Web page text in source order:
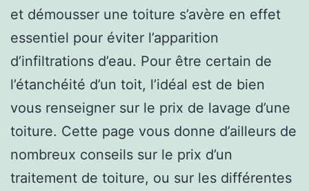
et démousser une toiture s’avère en effet
essentiel pour éviter l’apparition
d’infiltrations d’eau. Pour être certain de
l’étanchéité d’un toit, l’idéal est de bien
vous renseigner sur le prix de lavage d’une
toiture. Cette page vous donne d’ailleurs de
nombreux conseils sur le prix d’un
traitement de toiture, ou sur les différentes